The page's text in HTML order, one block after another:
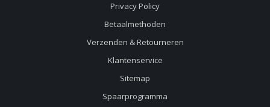
Privacy Policy
Betaalmethoden
Verzenden & Retourneren
Klantenservice
Sitemap
Spaarprogramma